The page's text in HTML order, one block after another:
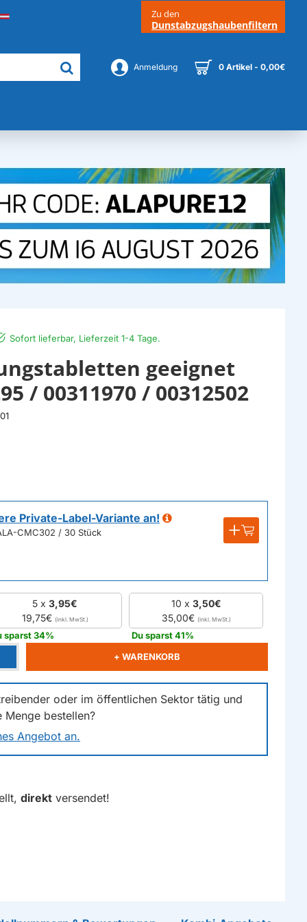
Zu den
Dunstabzugshaubenfiltern
Anmeldung 0 Artikel - 0,00€
geeignet
/ 00311970 / 00312502
Sofort lieferbar, Lieferzeit 1-4 Tage.
Private-Label-Variante an!
CMC302 / 30 Stück
5 x3,95€
19,75€
sparst 34%
10 x 3,50€
35,00€
Du sparst 41%
oder im öffentlichen Sektor tätig und
bestellen?
Angebot an.
+ WARENKORB
direkt versendet!